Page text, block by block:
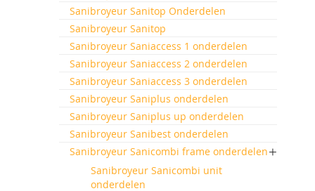
Sanibroyeur Sanitop Onderdelen
Sanibroyeur Sanitop
Sanibroyeur Saniaccess 1 onderdelen
Sanibroyeur Saniaccess 2 onderdelen
Sanibroyeur Saniaccess 3 onderdelen
Sanibroyeur Saniplus onderdelen
Sanibroyeur Saniplus up onderdelen
Sanibroyeur Sanibest onderdelen
Sanibroyeur Sanicombi frame onderdelen
Sanibroyeur Sanicombi unit
onderdelen